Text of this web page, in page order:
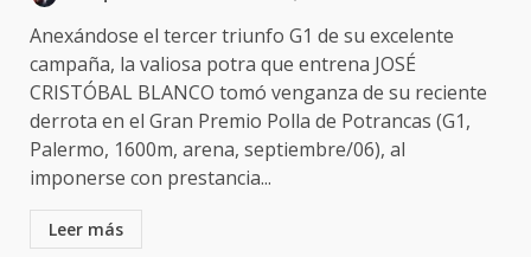
Anexándose el tercer triunfo G1 de su excelente
campaña, la valiosa potra que entrena JOSÉ
CRISTÓBAL BLANCO tomó venganza de su reciente
derrota en el Gran Premio Polla de Potrancas (G1,
Palermo, 1600m, arena, septiembre/06), al
imponerse con prestancia...
Leer más